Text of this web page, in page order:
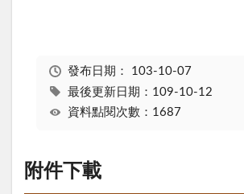
發布日期： 103-10-07
最後更新日期：109-10-12
資料點閱次數：1687
附件下載